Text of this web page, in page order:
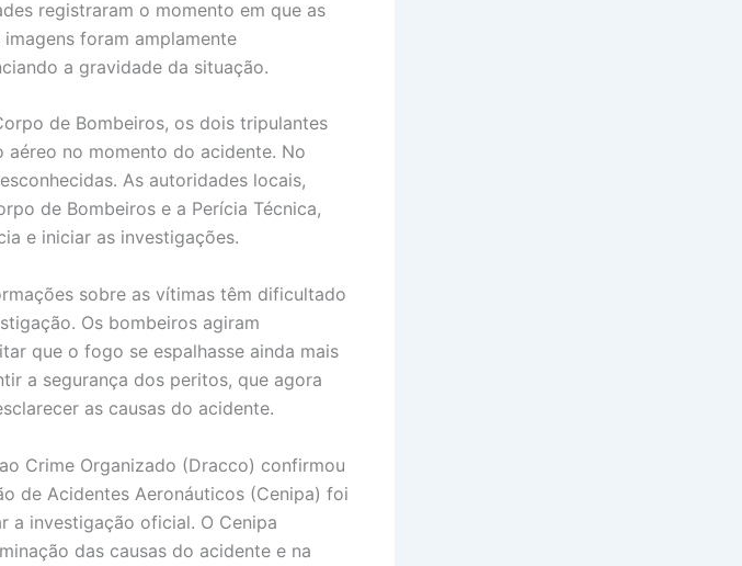
registraram o momento em que as
foram amplamente
a gravidade da situação.
de Bombeiros, os dois tripulantes
no momento do acidente. No
As autoridades locais,
de Bombeiros e a Perícia Técnica,
e iniciar as investigações.
sobre as vítimas têm dificultado
Os bombeiros agiram
que o fogo se espalhasse ainda mais
a segurança dos peritos, que agora
as causas do acidente.
Crime Organizado (Dracco) confirmou
de Acidentes Aeronáuticos (Cenipa) foi
a investigação oficial. O Cenipa
das causas do acidente e na